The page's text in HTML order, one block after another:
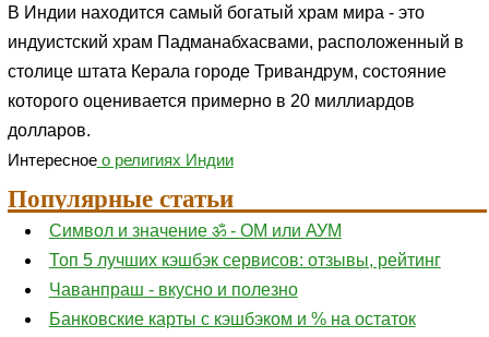
В Индии находится самый богатый храм мира - это
индуистский храм Падманабхасвами, расположенный в
столице штата Керала городе Тривандрум, состояние
которого оценивается примерно в 20 миллиардов
долларов.
Интересноео религиях Индии
Популярные статьи
Символ и значение ॐ - ОМ или АУМ
Топ 5 лучших кэшбэк сервисов: отзывы, рейтинг
Чаванпраш - вкусно и полезно
Банковские карты с кэшбэком и % на остаток